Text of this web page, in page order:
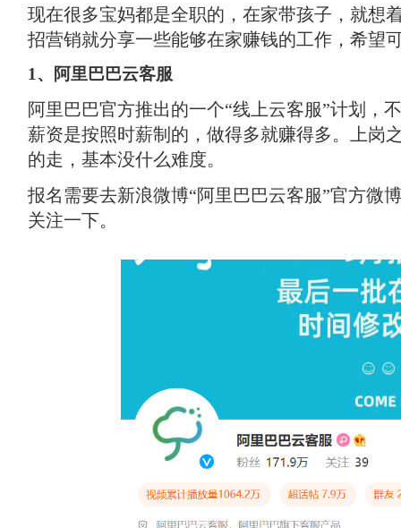
现在很多宝妈都是全职的，在家带孩子，就想
招营销就分享一些能够在家赚钱的工作，希望
1、阿里巴巴云客服
阿里巴巴官方推出的一个“线上云客服”计划，
薪资是按照时薪制的，做得多就赚得多。上岗
的走，基本没什么难度。
报名需要去新浪微博“阿里巴巴云客服”官方微
关注一下。